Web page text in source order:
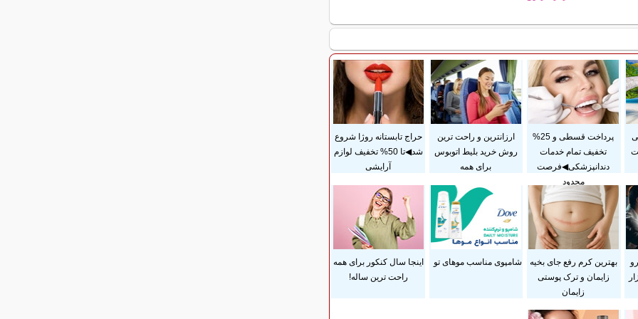
پرداخت قسطی و 25%
تخفیف تمام خدمات
دندانپزشکی◀فرصت
محدود
ارزانترین و راحت ترین
روش خرید بلیط اتوبوس
برای همه
حراج تابستانه روژا شروع
شد◀تا 50% تخفیف لوازم
آرایشی
بهترین کرم رفع جای بخیه
زایمان و ترک پوستی
زایمان
شامپوی مناسب موهای تو
اینجا سال کنکور برای همه
راحت ترین ساله!